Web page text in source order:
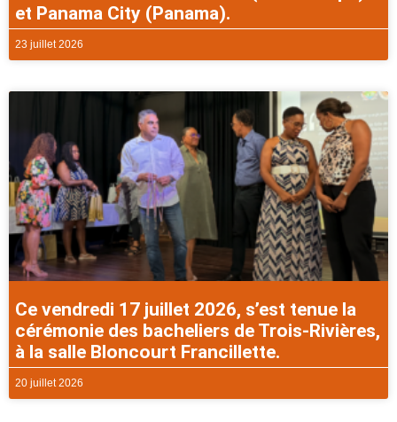
et Panama City (Panama).
23 juillet 2026
Ce vendredi 17 juillet 2026, s’est tenue la
cérémonie des bacheliers de Trois-Rivières,
à la salle Bloncourt Francillette.
20 juillet 2026